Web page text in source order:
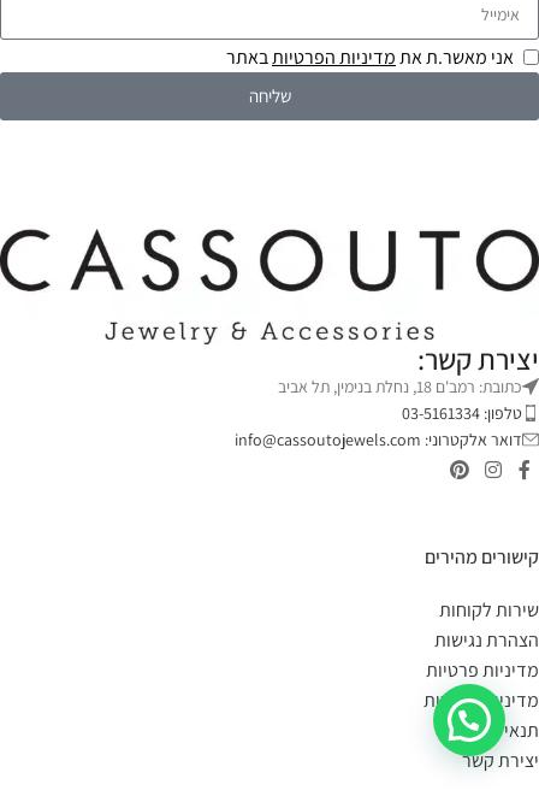
אני מאשר.ת אתמדיניות הפרטיותבאתר
שליחה
יצירת קשר:
כתובת: רמב'ם 18, נחלת בנימין, תל אביב
טלפון: 03-5161334
דואר אלקטרוני: info@cassoutojewels.com
קישורים מהירים
שירות לקוחות
הצהרת נגישות
מדיניות פרטיות
מדיניות החזרות
תנאי שימוש
יצירת קשר